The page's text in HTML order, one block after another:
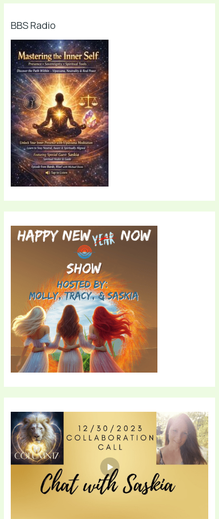
BBS Radio